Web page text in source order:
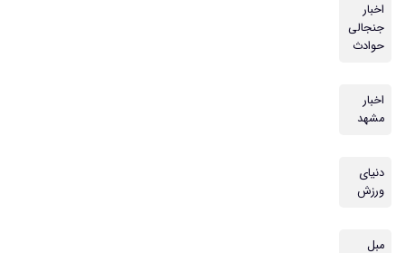
اخبار
جنجالی
حوادث
اخبار
مشهد
دنیای
ورزش
مبل